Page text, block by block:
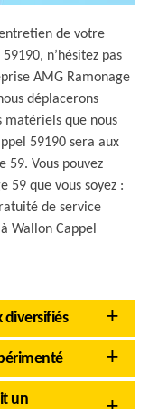
de votre
n’hésitez pas
AMG Ramonage
déplacerons
matériels que nous
59190 sera aux
59. Vous pouvez
59 que vous soyez :
de service
Wallon Cappel
diversifiés
un